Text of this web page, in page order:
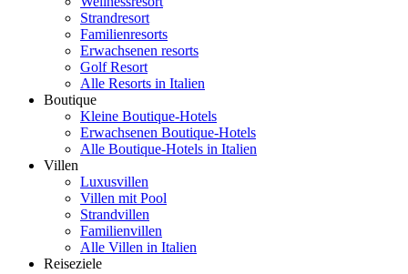
Strandresort
Familienresorts
Erwachsenen resorts
Golf Resort
Alle Resorts in Italien
Boutique
Kleine Boutique-Hotels
Erwachsenen Boutique-Hotels
Alle Boutique-Hotels in Italien
Villen
Luxusvillen
Villen mit Pool
Strandvillen
Familienvillen
Alle Villen in Italien
Reiseziele